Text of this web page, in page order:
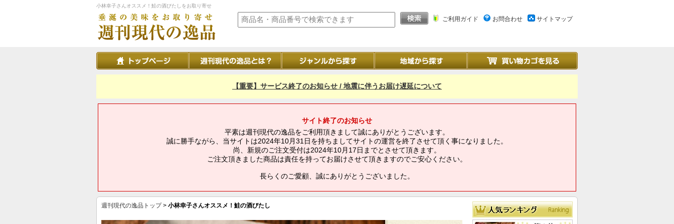
小林幸子さんオススメ！鮭の酒びたしをお取り寄せ
ご利用ガイド お問合わせ サイトマップ
【重要】サービス終了のお知らせ / 地震に伴うお届け遅延について
サイト終了のお知らせ
平素は週刊現代の逸品をご利用頂きまして誠にありがとうございます。
誠に勝手ながら、当サイトは2024年10月31日を持ちましてサイトの運営を終了させて頂く事になりました。
尚、新規のご注文受付は2024年10月17日までとさせて頂きます。
ご注文頂きました商品は責任を持ってお届けさせて頂きますのでご安心ください。
長らくのご愛顧、誠にありがとうございました。
週刊現代の逸品トップ> 小林幸子さんオススメ！鮭の酒びたし